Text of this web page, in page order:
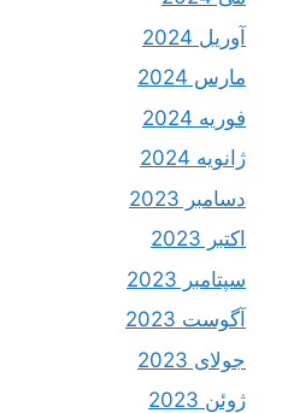
آوریل 2024
مارس 2024
فوریه 2024
ژانویه 2024
دسامبر 2023
اکتبر 2023
سپتامبر 2023
آگوست 2023
جولای 2023
ژوئن 2023